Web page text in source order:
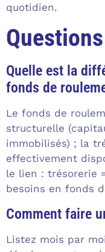
quotidien.
Quelle est la
fonds de
Le fonds de
structurelle
immobilisés) ; la
effectivement
le lien : trésorerie
besoins en fonds
Comment faire
Listez mois par